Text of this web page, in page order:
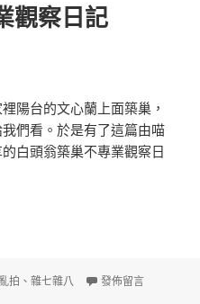
觀察日記
陽台的文心蘭上面築巢，
們看。於是有了這篇由喵
白頭翁築巢不專業觀察日
日記
拍 、雜七雜八 在〈白頭翁築巢不
發佈留言